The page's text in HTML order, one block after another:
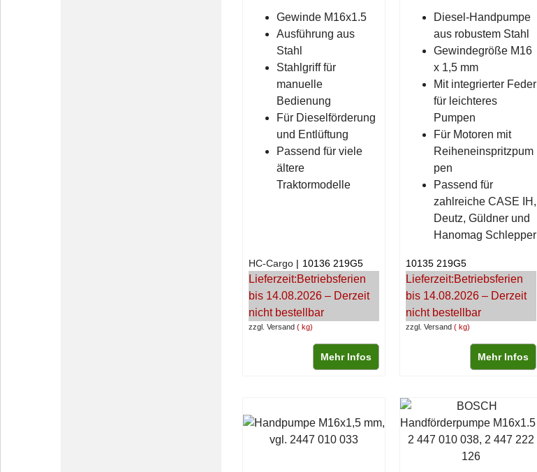
Gewinde M16x1.5
Ausführung aus
Stahl
Stahlgriff für
manuelle
Bedienung
Für Dieselförderung
und Entlüftung
Passend für viele
ältere
Traktormodelle
zzgl. Versand kg
HC-Cargo 10136 219G5
Lieferzeit:Betriebsferien
bis 14.08.2026 – Derzeit
nicht bestellbar
Mehr Infos
Diesel-Handpumpe
aus robustem Stahl
Gewindegröße M16
x 1,5 mm
Mit integrierter Feder
für leichteres
Pumpen
Für Motoren mit
Reiheneinspritzpum
pen
Passend für
zahlreiche CASE IH,
Deutz, Güldner und
Hanomag Schlepper
zzgl. Versand kg
10135 219G5
Lieferzeit:Betriebsferien
bis 14.08.2026 – Derzeit
nicht bestellbar
Mehr Infos